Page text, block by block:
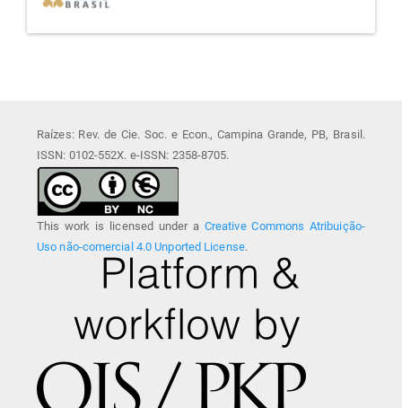
Raízes: Rev. de Cie. Soc. e Econ., Campina Grande, PB, Brasil.
ISSN: 0102-552X. e-ISSN: 2358-8705.
This work is licensed under a Creative Commons Atribuição-
Uso não-comercial 4.0 Unported License.